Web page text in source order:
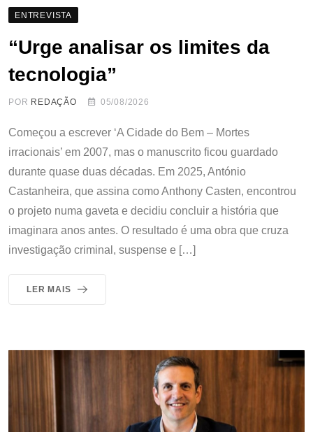
ENTREVISTA
“Urge analisar os limites da
tecnologia”
POR REDAÇÃO 05/08/2026
Começou a escrever ‘A Cidade do Bem – Mortes
irracionais’ em 2007, mas o manuscrito ficou guardado
durante quase duas décadas. Em 2025, António
Castanheira, que assina como Anthony Casten, encontrou
o projeto numa gaveta e decidiu concluir a história que
imaginara anos antes. O resultado é uma obra que cruza
investigação criminal, suspense e […]
LER MAIS